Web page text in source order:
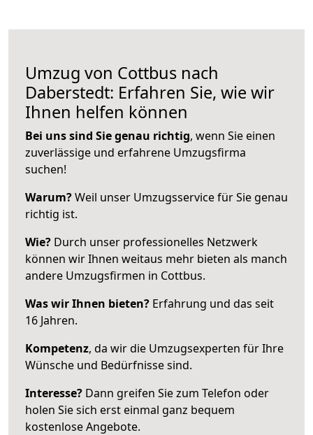
Umzug von Cottbus nach
Daberstedt: Erfahren Sie, wie wir
Ihnen helfen können
Bei uns sind Sie genau richtig, wenn Sie einen
zuverlässige und erfahrene Umzugsfirma
suchen!
Warum?Weil unser Umzugsservice für Sie genau
richtig ist.
Wie? Durch unser professionelles Netzwerk
können wir Ihnen weitaus mehr bieten als manch
andere Umzugsfirmen in Cottbus.
Was wir Ihnen bieten? Erfahrung und das seit
16 Jahren.
Kompetenz, da wir die Umzugsexperten für Ihre
Wünsche und Bedürfnisse sind.
Interesse? Dann greifen Sie zum Telefon oder
holen Sie sich erst einmal ganz bequem
kostenlose Angebote.